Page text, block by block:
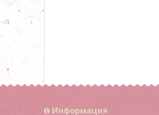
Информация